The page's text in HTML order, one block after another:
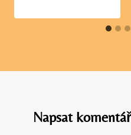
Napsat komentář